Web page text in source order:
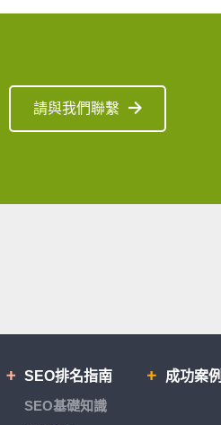
請與我們聯繫
SEO排名指南
SEO基礎知識
成功案例